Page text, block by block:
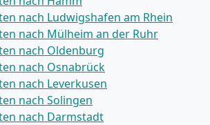
nach Ludwigshafen am Rhein
nach Mülheim an der Ruhr
nach Oldenburg
nach Osnabrück
nach Leverkusen
nach Solingen
nach Darmstadt